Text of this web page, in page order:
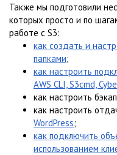
Также мы подготовили
которых просто и по
работе с S3:
как создать и
папками;
как настроить
AWS CLI, S3cmd,
как настроить
как настроить
WordPress;
как подключить
использованием